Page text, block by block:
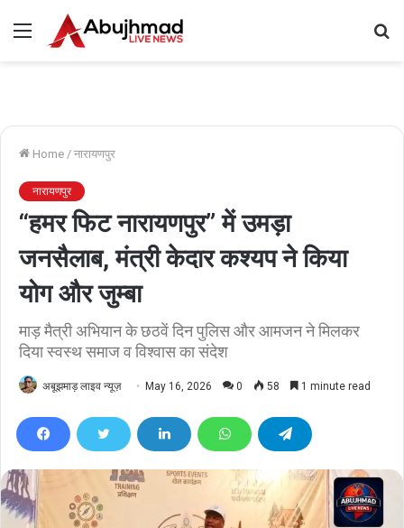
Menu
Home / नारायणपुर
नारायणपुर
“हमर फिट नारायणपुर” में उमड़ा
जनसैलाब, मंत्री केदार कश्यप ने किया
योग और जुम्बा
माड़ मैत्री अभियान के छठवें दिन पुलिस और आमजन ने मिलकर
दिया स्वस्थ समाज व विश्वास का संदेश
अबूझमाड़ लाइव न्यूज़ May 16, 2026 0 58 1 minute read